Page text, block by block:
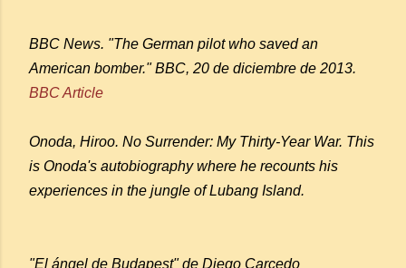
BBC News. "The German pilot who saved an
American bomber." BBC, 20 de diciembre de 2013.
BBC Article
Onoda, Hiroo. No Surrender: My Thirty-Year War. This
is Onoda's autobiography where he recounts his
experiences in the jungle of Lubang Island.
"El ángel de Budapest" de Diego Carcedo